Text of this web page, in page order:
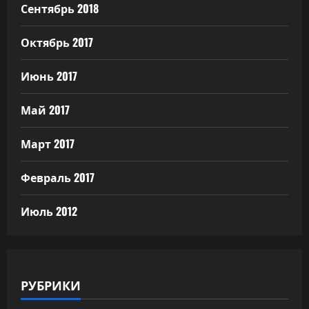
Сентябрь 2018
Октябрь 2017
Июнь 2017
Май 2017
Март 2017
Февраль 2017
Июль 2012
РУБРИКИ